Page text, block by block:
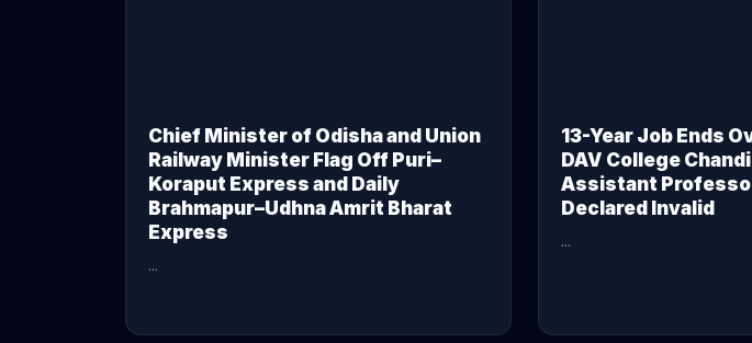
Chief Minister of Odisha and Union
Railway Minister Flag Off Puri–
Koraput Express and Daily
Brahmapur–Udhna Amrit Bharat
Express
...
13-Year Job Ends
DAV College
Assistant
Declared Invalid
...